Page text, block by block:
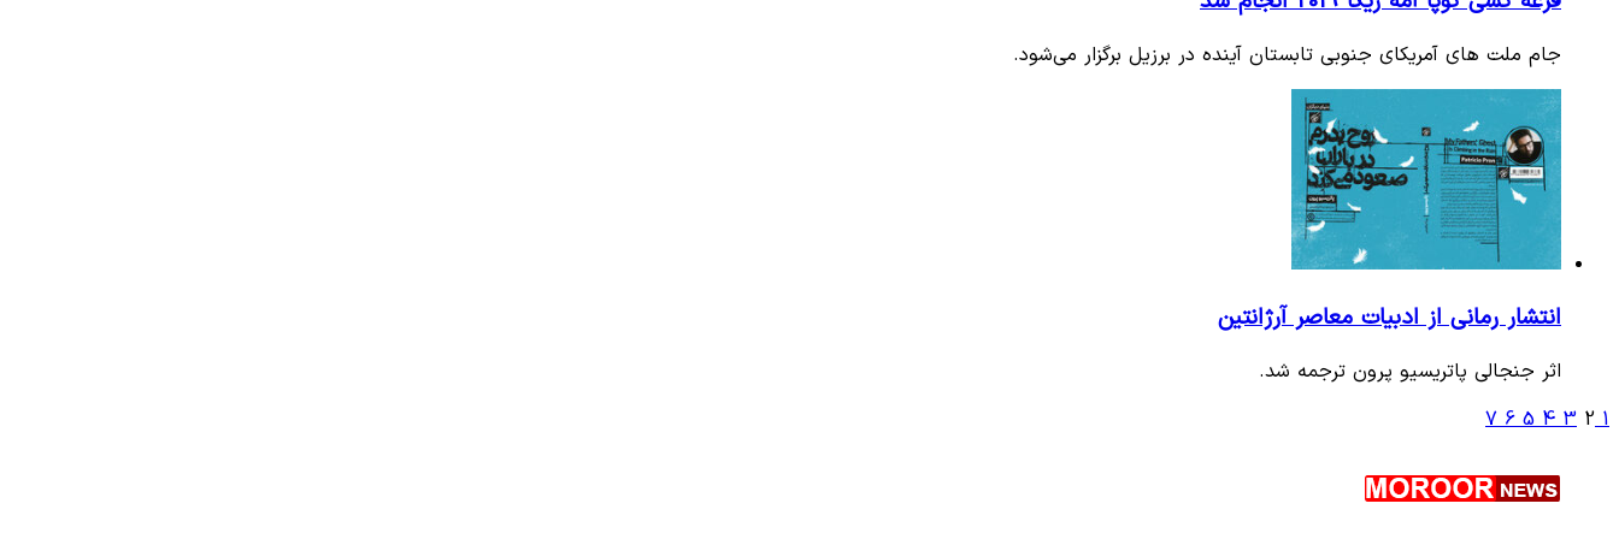
جام ملت های آمریکای جنوبی تابستان آینده در برزیل برگزار می‌شود.
انتشار رمانی از ادبیات معاصر آرژانتین
اثر جنجالی پاتریسیو پرون ترجمه شد.
1
2
3
4
5
6
7